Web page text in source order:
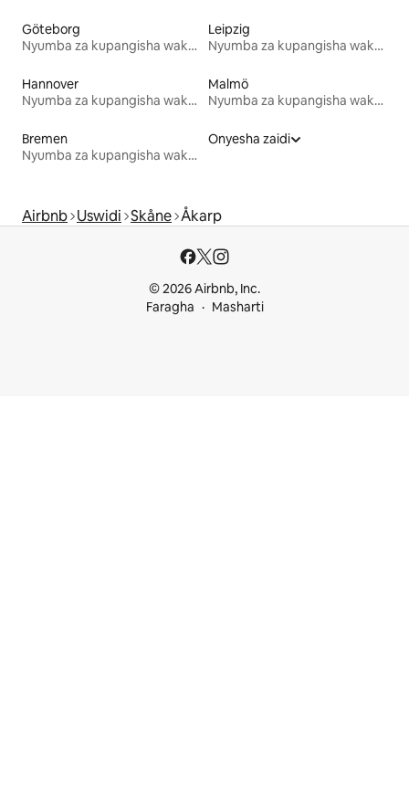
Göteborg
Nyumba za kupangisha wakati wa likizo
Leipzig
Nyumba za kupangisha wakati wa likizo
Hannover
Nyumba za kupangisha wakati wa likizo
Malmö
Nyumba za kupangisha wakati wa likizo
Bremen
Nyumba za kupangisha wakati wa likizo
Onyesha zaidi
Airbnb Uswidi Skåne Åkarp
© 2026 Airbnb, Inc.
Faragha
Masharti